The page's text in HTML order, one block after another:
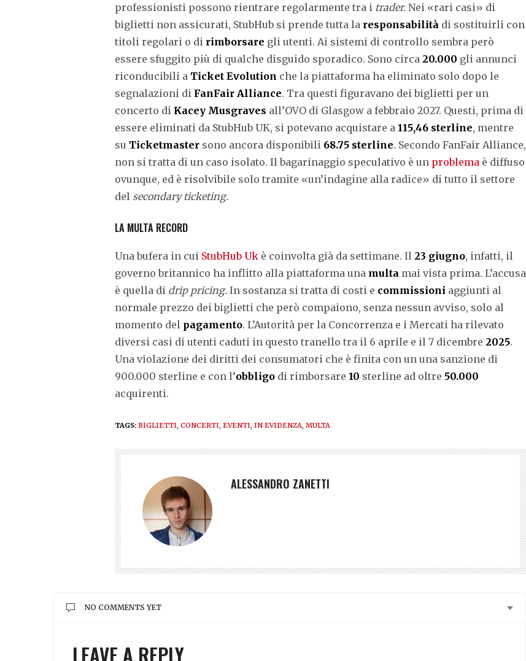
professionisti possono rientrare regolarmente tra i trader. Nei «rari casi» di
biglietti non assicurati, StubHub si prende tutta la responsabilità di sostituirli con
titoli regolari o di rimborsare gli utenti. Ai sistemi di controllo sembra però
essere sfuggito più di qualche disguido sporadico. Sono circa 20.000 gli annunci
riconducibili a Ticket Evolution che la piattaforma ha eliminato solo dopo le
segnalazioni di FanFair Alliance. Tra questi figuravano dei biglietti per un
concerto di Kacey Musgraves all’OVO di Glasgow a febbraio 2027. Questi, prima di
essere eliminati da StubHub UK, si potevano acquistare a 115,46 sterline, mentre
su Ticketmaster sono ancora disponibili 68.75 sterline. Secondo FanFair Alliance,
non si tratta di un caso isolato. Il bagarinaggio speculativo è un problema è diffuso
ovunque, ed è risolvibile solo tramite «un’indagine alla radice» di tutto il settore
del secondary ticketing.
LA MULTA RECORD
Una bufera in cui StubHub Uk è coinvolta già da settimane. Il 23 giugno, infatti, il
governo britannico ha inflitto alla piattaforma una multa mai vista prima. L’accusa
è quella di drip pricing. In sostanza si tratta di costi e commissioni aggiunti al
normale prezzo dei biglietti che però compaiono, senza nessun avviso, solo al
momento del pagamento. L’Autorità per la Concorrenza e i Mercati ha rilevato
diversi casi di utenti caduti in questo tranello tra il 6 aprile e il 7 dicembre 2025.
Una violazione dei diritti dei consumatori che è finita con un una sanzione di
900.000 sterline e con l’obbligo di rimborsare 10 sterline ad oltre 50.000
acquirenti.
TAGS: BIGLIETTI CONCERTI EVENTI IN EVIDENZA MULTA
ALESSANDRO ZANETTI
NO COMMENTS YET
LEAVE A REPLY